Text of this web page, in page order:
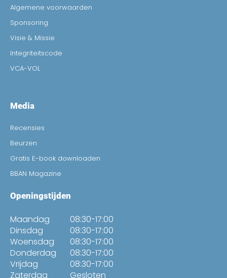
Algemene voorwaarden
Sponsoring
Visie & Missie
Integriteitscode
VCA-VOL
Media
Recensies
Beurzen
Gratis E-book downloaden
BBAN Magazine
Openingstijden
Maandag
Dinsdag
Woensdag
Donderdag
Vrijdag
Zaterdag
08:30-17:00
08:30-17:00
08:30-17:00
08:30-17:00
08:30-17:00
Gesloten